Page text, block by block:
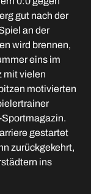
gut nach der
an der
wird brennen,
eins im
mit vielen
motivierten
gestartet
zurückgekehrt,
ins